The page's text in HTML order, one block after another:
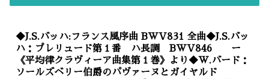
◆J.S.バッハ:フランス風序曲 BWV831 全曲◆J.S.バッ
ハ：プレリュード第１番 ハ長調 BWV846 ー
《平均律クラヴィーア曲集第１巻》より◆W.バード：
ソールズベリー伯爵のパヴァーヌとガイヤルド